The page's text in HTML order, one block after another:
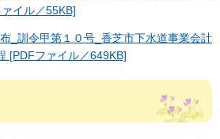
イル／55KB]
_訓令甲第１０号_香芝市下水道事業会計
[PDFファイル／649KB]